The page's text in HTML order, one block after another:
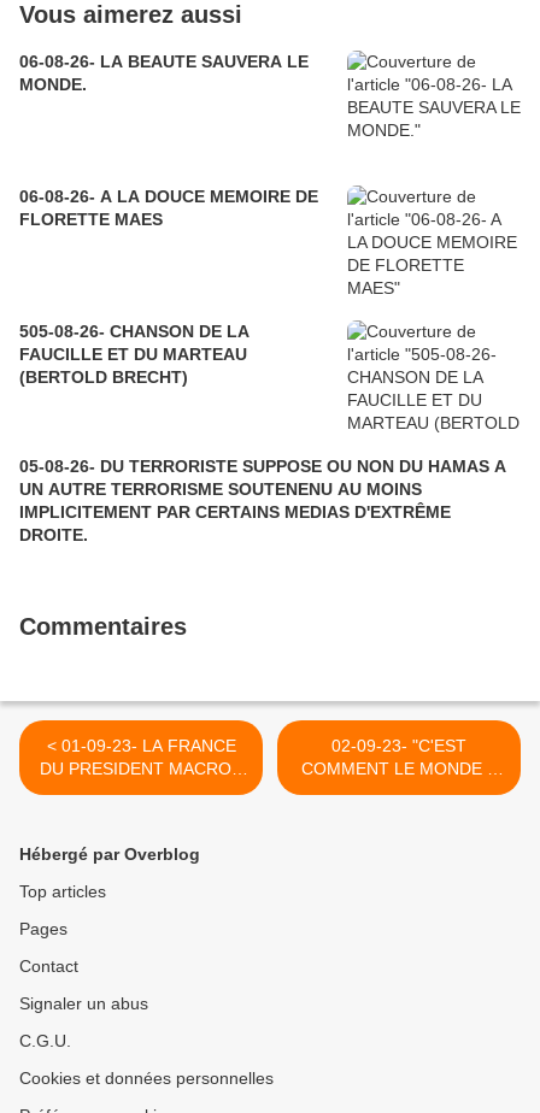
Vous aimerez aussi
06-08-26- LA BEAUTE SAUVERA LE
MONDE.
06-08-26- A LA DOUCE MEMOIRE DE
FLORETTE MAES
505-08-26- CHANSON DE LA
FAUCILLE ET DU MARTEAU
(BERTOLD BRECHT)
05-08-26- DU TERRORISTE SUPPOSE OU NON DU HAMAS A
UN AUTRE TERRORISME SOUTENENU AU MOINS
IMPLICITEMENT PAR CERTAINS MEDIAS D'EXTRÊME
DROITE.
Commentaires
< 01-09-23- LA FRANCE
DU PRESIDENT MACRON
FILE "DU MAUVAIS
02-09-23- "C'EST
COMMENT LE MONDE A
L'EXTERIEUR ?" (ALI
Hébergé par Overblog
Top articles
Pages
Contact
Signaler un abus
C.G.U.
Cookies et données personnelles